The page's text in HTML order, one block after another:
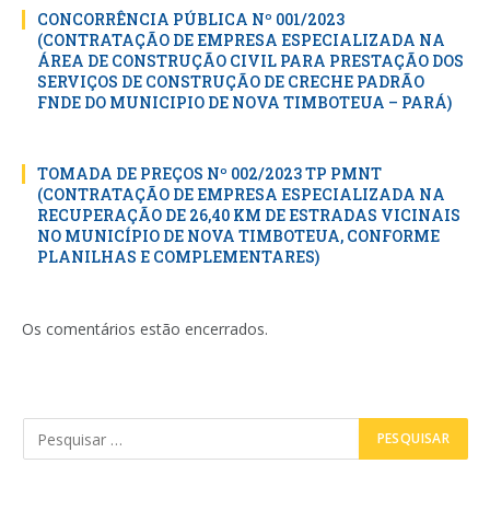
CONCORRÊNCIA PÚBLICA Nº 001/2023
(CONTRATAÇÃO DE EMPRESA ESPECIALIZADA NA
ÁREA DE CONSTRUÇÃO CIVIL PARA PRESTAÇÃO DOS
SERVIÇOS DE CONSTRUÇÃO DE CRECHE PADRÃO
FNDE DO MUNICIPIO DE NOVA TIMBOTEUA – PARÁ)
TOMADA DE PREÇOS Nº 002/2023 TP PMNT
(CONTRATAÇÃO DE EMPRESA ESPECIALIZADA NA
RECUPERAÇÃO DE 26,40 KM DE ESTRADAS VICINAIS
NO MUNICÍPIO DE NOVA TIMBOTEUA, CONFORME
PLANILHAS E COMPLEMENTARES)
Os comentários estão encerrados.